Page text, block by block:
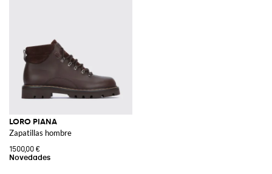
LORO PIANA
Zapatillas hombre
1500,00 €